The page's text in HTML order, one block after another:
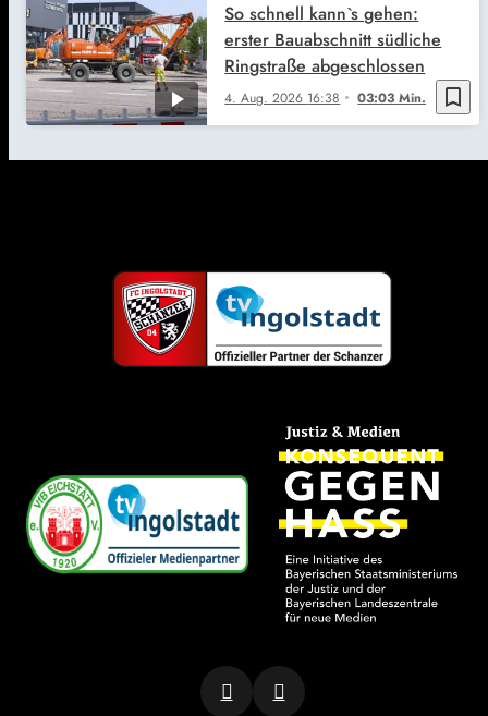
bookmark_border
4. Aug. 2026 16:38 03:03 Min.
So schnell kann`s gehen:
erster Bauabschnitt südliche
Ringstraße abgeschlossen